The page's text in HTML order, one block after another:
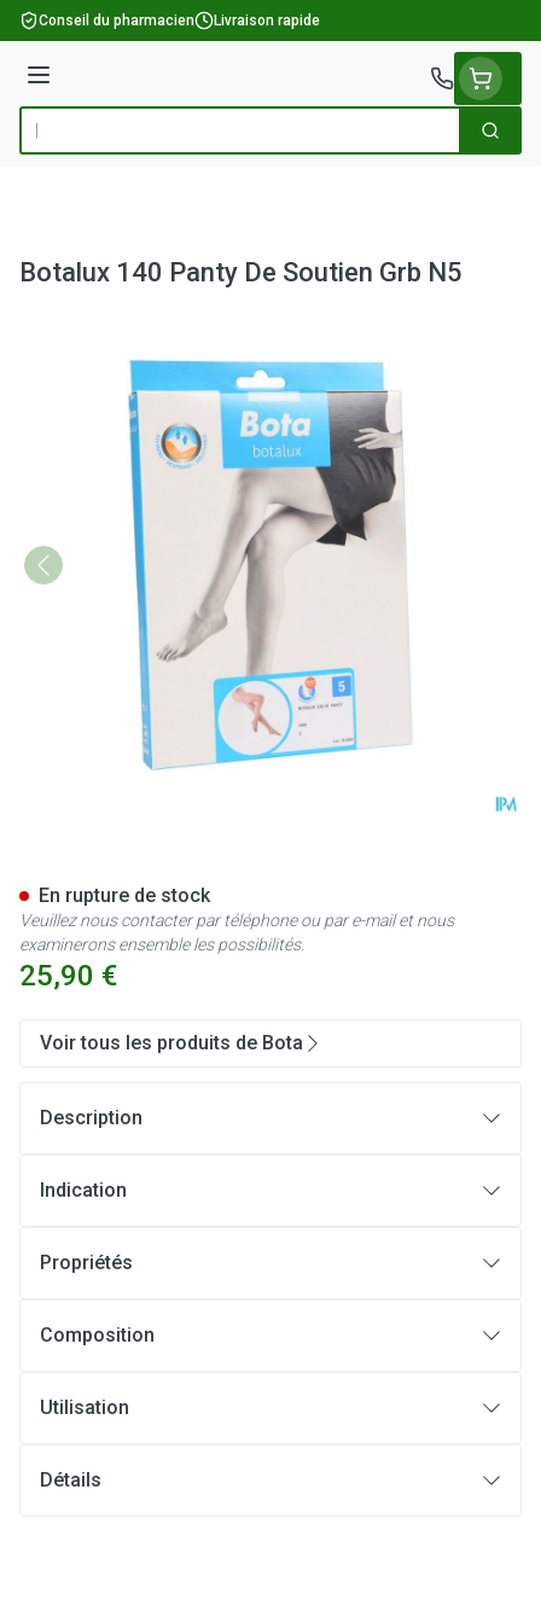
Aller au contenu
Conseil du pharmacien Livraison rapide
Menu
Rechercher
Botalux 140 Panty De Soutien Grb N5
25,90 €
En rupture de stock
Veuillez nous contacter par téléphone ou par e-mail et nous
examinerons ensemble les possibilités.
Voir tous les produits de Bota
Description
Indication
Propriétés
Composition
Utilisation
Détails